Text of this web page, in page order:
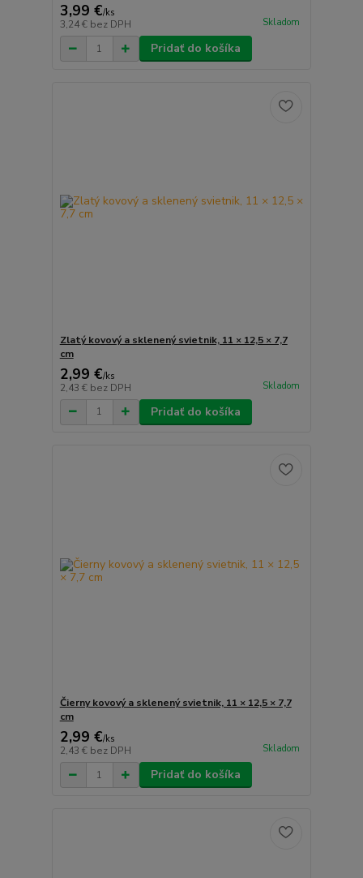
3,99 €/ks
3,24 € bez DPH Skladom
Pridať do košíka
Zlatý kovový a sklenený svietnik, 11 × 12,5 × 7,7
cm
2,99 €/ks
2,43 € bez DPH Skladom
Pridať do košíka
Čierny kovový a sklenený svietnik, 11 × 12,5 × 7,7
cm
2,99 €/ks
2,43 € bez DPH Skladom
Pridať do košíka